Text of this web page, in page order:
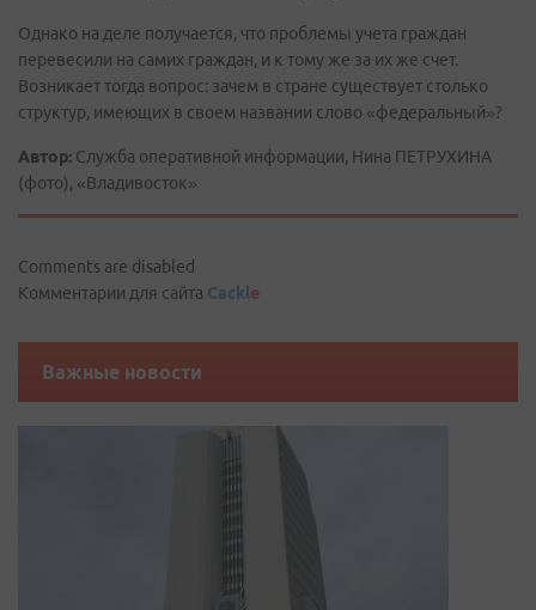
Однако на деле получается, что проблемы учета граждан
перевесили на самих граждан, и к тому же за их же счет.
Возникает тогда вопрос: зачем в стране существует столько
структур, имеющих в своем названии слово «федеральный»?
Автор: Служба оперативной информации, Нина ПЕТРУХИНА
(фото), «Владивосток»
Comments are disabled
Комментарии для сайта Cackle
Важные новости